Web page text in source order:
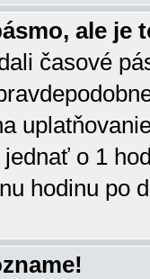
ale je
časové
o 1
hodinu po